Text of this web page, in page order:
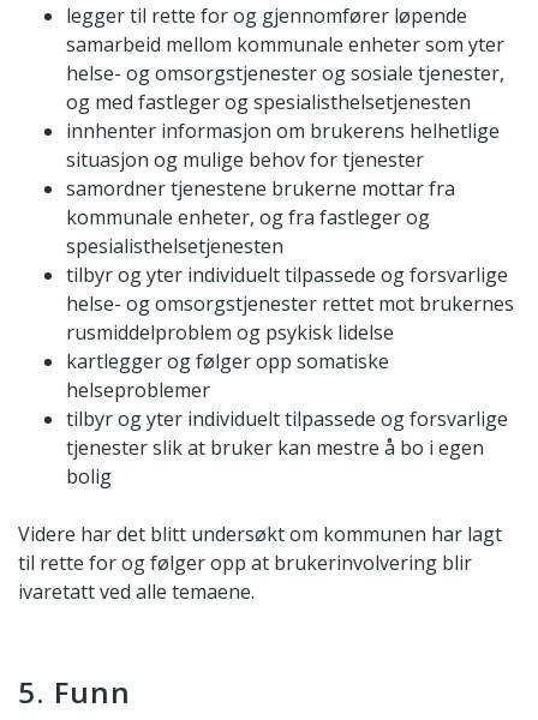
legger til rette for og gjennomfører løpende
samarbeid mellom kommunale enheter som yter
helse- og omsorgstjenester og sosiale tjenester,
og med fastleger og spesialisthelsetjenesten
innhenter informasjon om brukerens helhetlige
situasjon og mulige behov for tjenester
samordner tjenestene brukerne mottar fra
kommunale enheter, og fra fastleger og
spesialisthelsetjenesten
tilbyr og yter individuelt tilpassede og forsvarlige
helse- og omsorgstjenester rettet mot brukernes
rusmiddelproblem og psykisk lidelse
kartlegger og følger opp somatiske
helseproblemer
tilbyr og yter individuelt tilpassede og forsvarlige
tjenester slik at bruker kan mestre å bo i egen
bolig
Videre har det blitt undersøkt om kommunen har lagt
til rette for og følger opp at brukerinvolvering blir
ivaretatt ved alle temaene.
5. Funn